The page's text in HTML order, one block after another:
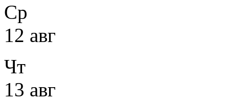
Ср
12 авг
Чт
13 авг